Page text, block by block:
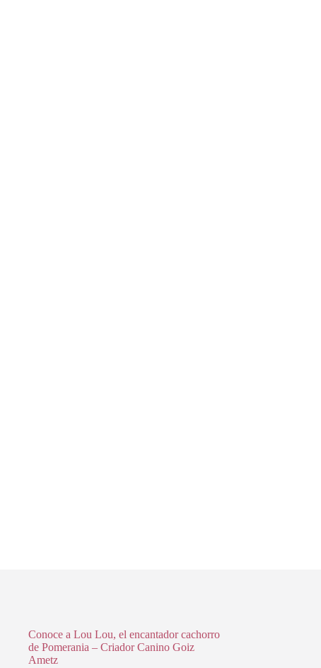
Conoce a Lou Lou, el encantador cachorro
de Pomerania – Criador Canino Goiz
Ametz